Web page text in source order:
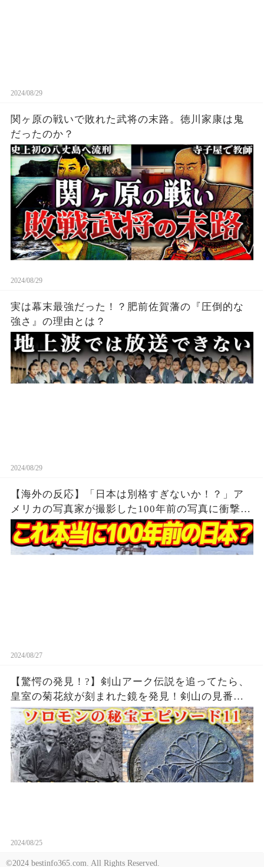
2024/08/29
関ヶ原の戦いで敗れた武将の末路。徳川家康は鬼
だったのか？
2024/08/29
実は幕末最強だった！？肥前佐賀藩の『圧倒的な
強さ』の理由とは？
2024/08/29
【海外の反応】「日本は別格すぎないか！？」ア
メリカの写真家が撮影した100年前の写真に衝撃の
様子が…！明治時代の日本の日常に世界が絶賛！
2024/08/27
【驚愕の発見！?】剣山アーク伝説を追ってたら、
皇室の菊花紋が刻まれた鏡を発見！剣山の見番だ
った新田亀三郎さんの実家、徳島県木屋平から出
てきた亀三郎さんの写真と菊花紋の鏡！ソロモン
の秘宝エピソード11
2024/08/25
©2024 bestinfo365.com. All Rights Reserved.